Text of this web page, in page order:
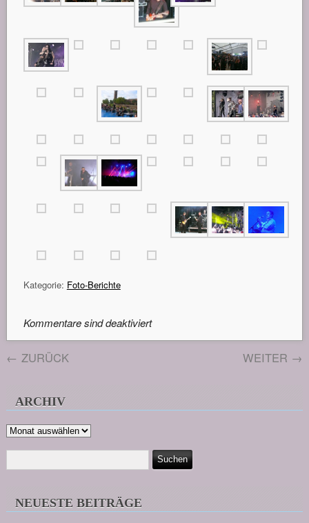
Kategorie: Foto-Berichte
Kommentare sind deaktiviert
← ZURÜCK WEITER →
ARCHIV
Archiv
NEUESTE BEITRÄGE